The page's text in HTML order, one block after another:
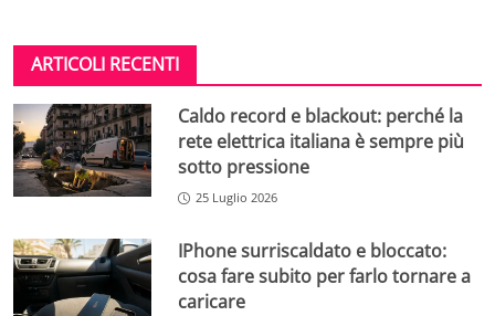
ARTICOLI RECENTI
Caldo record e blackout: perché la
rete elettrica italiana è sempre più
sotto pressione
25 Luglio 2026
IPhone surriscaldato e bloccato:
cosa fare subito per farlo tornare a
caricare